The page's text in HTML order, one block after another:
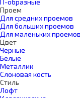
П-образные
Проем
Для средних проемов
Для больших проемов
Для маленьких
Цвет
Черные
Белые
Металлик
Слоновая кость
Стиль
Лофт